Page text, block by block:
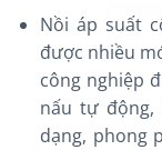
Nồi áp suất
được nhiều
công nghiệp
nấu tự
dạng, phong